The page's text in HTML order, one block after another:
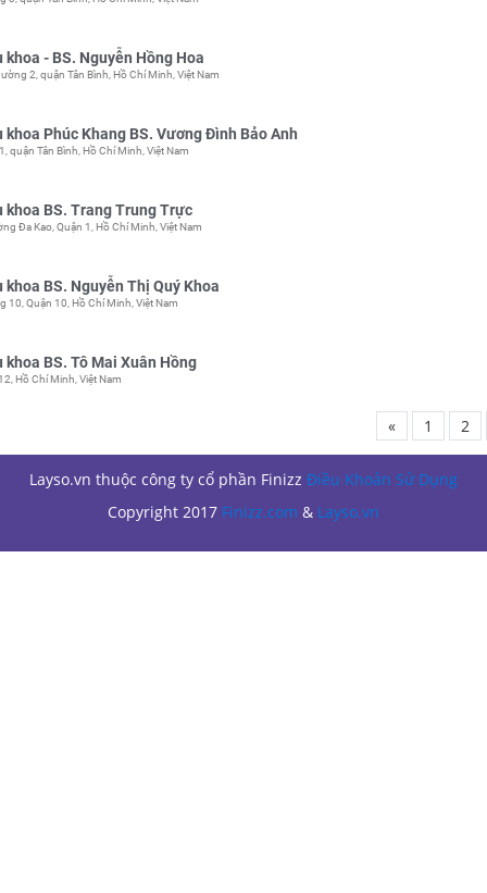
- BS. Nguyễn Hồng Hoa
2, quận Tân Bình, Hồ Chí Minh, Việt Nam
khoa Phúc Khang BS. Vương Đình Bảo Anh
quận Tân Bình, Hồ Chí Minh, Việt Nam
khoa BS. Trang Trung Trực
Đa Kao, Quận 1, Hồ Chí Minh, Việt Nam
BS. Nguyễn Thị Quý Khoa
Quận 10, Hồ Chí Minh, Việt Nam
khoa BS. Tô Mai Xuân Hồng
Hồ Chí Minh, Việt Nam
« 1 2
Layso.vn thuộc công ty cổ phần Finizz Điều Khoản Sử Dụng
Copyright 2017 Finizz.com & Layso.vn